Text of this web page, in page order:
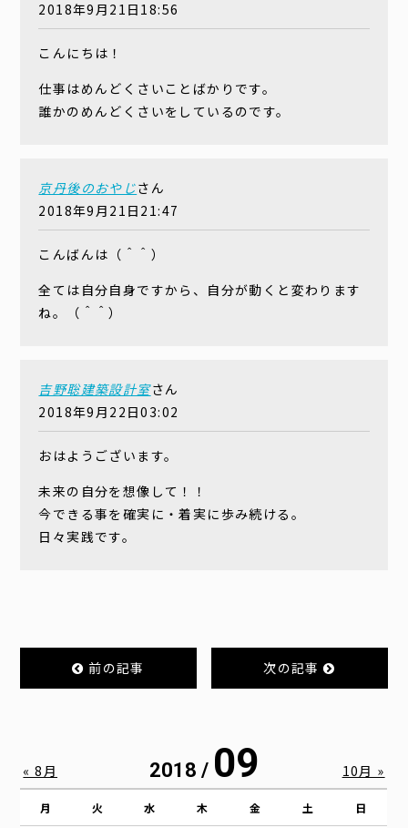
2018年9月21日18:56
こんにちは！
仕事はめんどくさいことばかりです。
誰かのめんどくさいをしているのです。
京丹後のおやじさん
2018年9月21日21:47
こんばんは（＾＾）
全ては自分自身ですから、自分が動くと変わります
ね。（＾＾）
吉野聡建築設計室さん
2018年9月22日03:02
おはようございます。
未来の自分を想像して！！
今できる事を確実に・着実に歩み続ける。
日々実践です。
前の記事 次の記事
2018 / 09
月 火 水 木 金 土 日
« 8月 10月 »